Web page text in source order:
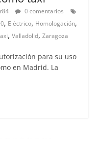
0 comentarios
, Eléctrico, Homologación,
, Valladolid, Zaragoza
para su uso
en Madrid. La